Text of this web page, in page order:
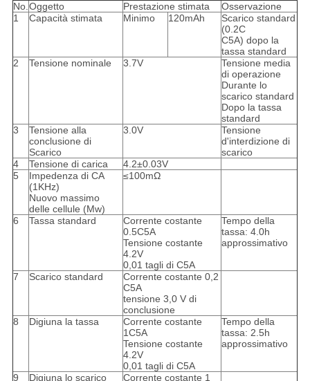
No.Oggetto Prestazione stimata
Osservazione
1
Capacità stimata Minimo 120mAh
Scarico standard
(0.2C
C5A) dopo la
tassa standard
2
Tensione nominale 3.7V
Tensione media
di operazione
Durante lo
scarico standard
Dopo la tassa
standard
3
Tensione alla
conclusione di
Scarico
3.0V
Tensione
d'interdizione di
scarico
4
Tensione di carica
4.2±0.03V
5
Impedenza di CA
(1KHz)
Nuovo massimo
delle cellule (Mw)
≤100mΩ
6 Tassa standard
Corrente costante
0.5C5A
Tensione costante
4.2V
0,01 tagli di C5A
Tempo della
tassa: 4.0h
approssimativo
7 Scarico standard
Corrente costante 0,2
C5A
tensione 3,0 V di
conclusione
8
Digiuna la tassa
Corrente costante
1C5A
Tensione costante
4.2V
0,01 tagli di C5A
Tempo della
tassa: 2.5h
approssimativo
9 Digiuna lo scarico Corrente costante 1